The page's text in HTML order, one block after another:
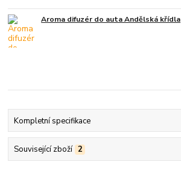
Aroma difuzér do auta Andělská křídla
Kompletní specifikace
Související zboží 2